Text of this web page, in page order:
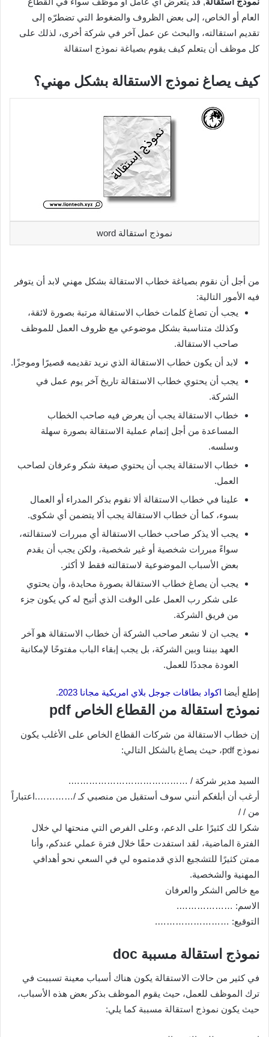
العام أو الخاص، إلى بعض الظروف والضغوط التي تضطرّه إلى
تقديم استقالته، والبحث عن عمل آخر في شركة أخرى، لذلك على
كل موظف أن يتعلم كيف يقوم بصياغة نموذج استقالة
كيف يصاغ نموذج الاستقالة بشكل مهني؟
نموذج استقالة word
من أجل أن نقوم بصياغة خطاب الاستقالة بشكل مهني لابد أن يتوفر
فيه الأمور التالية:
يجب أن تصاغ كلمات خطاب الاستقالة مرتبة بصورة لائقة،
وكذلك متناسبة بشكل موضوعي مع ظروف العمل للموظف
صاحب الاستقالة.
لابد أن يكون خطاب الاستقالة الذي نريد تقديمه قصيرًا وموجزًا.
يجب أن يحتوي خطاب الاستقالة تاريخ آخر يوم عمل في
الشركة.
خطاب الاستقالة يجب أن يعرض فيه صاحب الخطاب
المساعدة من أجل إتمام عملية الاستقالة بصورة سهلة
وسلسه.
خطاب الاستقالة يجب أن يحتوي صيغة شكر وعرفان لصاحب
العمل.
علينا في خطاب الاستقالة ألا نقوم بذكر المدراء أو العمال
بسوء، كما أن خطاب الاستقالة يجب ألا يتضمن أي شكوى.
يجب ألا يذكر صاحب خطاب الاستقالة أي مبررات لاستقالته،
سواءً مبررات شخصية أو غير شخصية، ولكن يجب أن يقدم
بعض الأسباب الموضوعية لاستقالته فقط لا أكثر.
يجب أن يصاغ خطاب الاستقالة بصورة محايدة، وأن يحتوي
على شكر رب العمل على الوقت الذي أتيح له كي يكون جزء
من فريق الشركة.
يجب ان لا نشعر صاحب الشركة أن خطاب الاستقالة هو آخر
العهد بيننا وبين الشركة، بل يجب إبقاء الباب مفتوحًا لإمكانية
العودة مجددًا للعمل.
إطلع أيضا اكواد بطاقات جوجل بلاي امريكية مجانا 2023 .
نموذج استقالة من القطاع الخاص pdf
إن خطاب الاستقالة من شركات القطاع الخاص على الأغلب يكون
نموذج pdf، حيث يصاغ بالشكل التالي:
السيد مدير شركة / ………………………………….
أرغب أن أبلغكم أنني سوف أستقيل من منصبي كـ /………….اعتباراً
من / /
شكرا لك كثيرًا على الدعم، وعلى الفرص التي منحتها لي خلال
الفترة الماضية، لقد استفدت حقًا خلال فترة عملي عندكم، وأنا
ممتن كثيرًا للتشجيع الذي قدمتموه لي في السعي نحو أهدافي
المهنية والشخصية.
مع خالص الشكر والعرفان
الاسم: ……………….
التوقيع: …………………….
نموذج استقالة مسببة doc
في كثير من حالات الاستقالة يكون هناك أسباب معينة تسببت في
ترك الموظف للعمل، حيث يقوم الموظف بذكر بعض هذه الأسباب،
حيث يكون نموذج استقالة مسببة كما يلي: